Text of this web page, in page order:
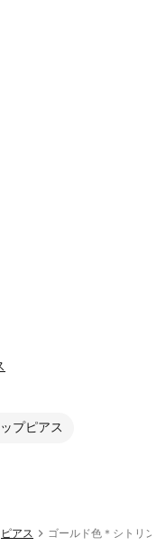
プピアス
ピアス
ゴールド色＊シトリン